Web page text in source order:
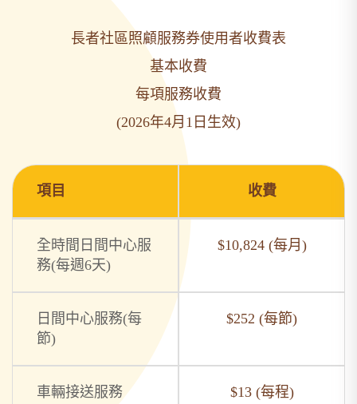
長者社區照顧服務券使用者收費表
基本收費
每項服務收費
(2026年4月1日生效)
項目 收費
全時間日間中心服
務(每週6天)
$10,824 (每月)
日間中心服務(每
節)
$252 (每節)
車輛接送服務 $13 (每程)